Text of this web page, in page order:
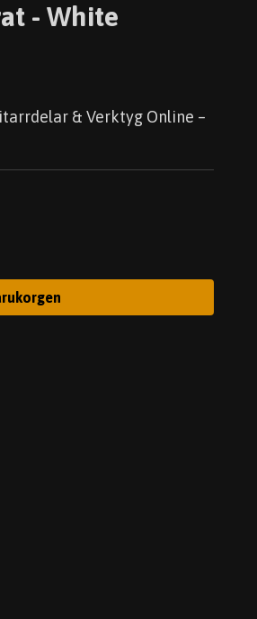
- White
& Verktyg Online –